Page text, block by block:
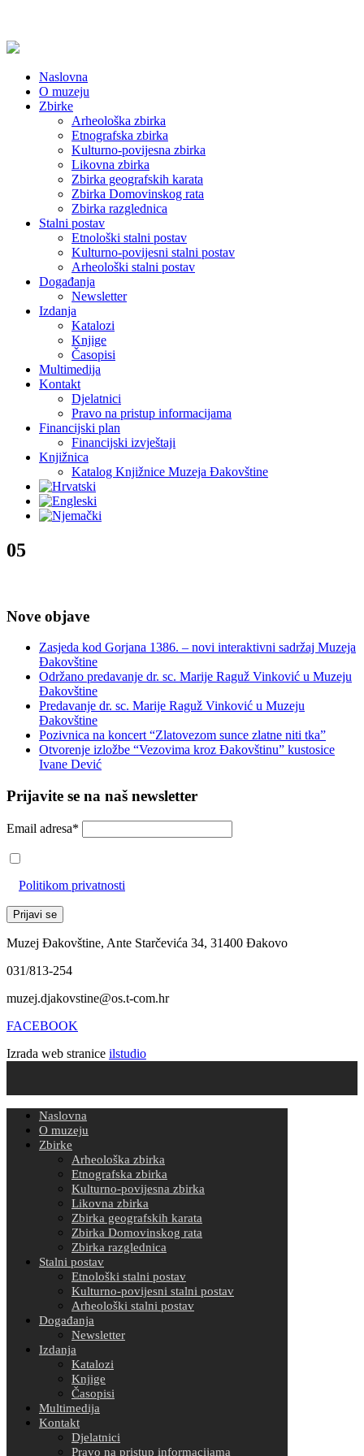
Naslovna
O muzeju
Zbirke
Arheološka zbirka
Etnografska zbirka
Kulturno-povijesna zbirka
Likovna zbirka
Zbirka geografskih karata
Zbirka Domovinskog rata
Zbirka razglednica
Stalni postav
Etnološki stalni postav
Kulturno-povijesni stalni postav
Arheološki stalni postav
Događanja
Newsletter
Izdanja
Katalozi
Knjige
Časopisi
Multimedija
Kontakt
Djelatnici
Pravo na pristup informacijama
Financijski plan
Financijski izvještaji
Knjižnica
Katalog Knjižnice Muzeja Đakovštine
05
Nove objave
Zasjeda kod Gorjana 1386. – novi interaktivni sadržaj Muzeja
Đakovštine
Održano predavanje dr. sc. Marije Raguž Vinković u Muzeju
Đakovštine
Predavanje dr. sc. Marije Raguž Vinković u Muzeju
Đakovštine
Pozivnica na koncert “Zlatovezom sunce zlatne niti tka”
Otvorenje izložbe “Vezovima kroz Đakovštinu” kustosice
Ivane Dević
Prijavite se na naš newsletter
Email adresa*
Politikom privatnosti
Muzej Đakovštine, Ante Starčevića 34, 31400 Đakovo
031/813-254
muzej.djakovstine@os.t-com.hr
FACEBOOK
Izrada web stranice ilstudio
Naslovna
O muzeju
Zbirke
Arheološka zbirka
Etnografska zbirka
Kulturno-povijesna zbirka
Likovna zbirka
Zbirka geografskih karata
Zbirka Domovinskog rata
Zbirka razglednica
Stalni postav
Etnološki stalni postav
Kulturno-povijesni stalni postav
Arheološki stalni postav
Događanja
Newsletter
Izdanja
Katalozi
Knjige
Časopisi
Multimedija
Kontakt
Djelatnici
Pravo na pristup informacijama